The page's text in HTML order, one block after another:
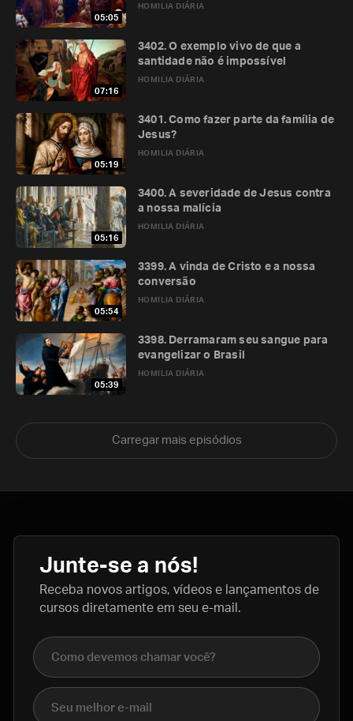
05:05
HOMILIA DIÁRIA
07:16
HOMILIA DIÁRIA
3402. O exemplo vivo de que a
santidade não é impossível
05:19
HOMILIA DIÁRIA
3401. Como fazer parte da família de
Jesus?
05:16
HOMILIA DIÁRIA
3400. A severidade de Jesus contra
a nossa malícia
05:54
HOMILIA DIÁRIA
3399. A vinda de Cristo e a nossa
conversão
05:39
HOMILIA DIÁRIA
3398. Derramaram seu sangue para
evangelizar o Brasil
Carregar mais episódios
Junte-se a nós!
Receba novos artigos, vídeos e lançamentos de
cursos diretamente em seu e-mail.
Nome completo
E-mail